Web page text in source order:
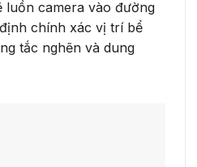
luồn camera vào đường
chính xác vị trí bể
tắc nghẽn và dung